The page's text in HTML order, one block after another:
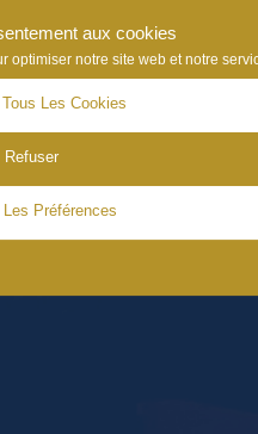
aux cookies
optimiser notre site web et notre
Les Cookies
Refuser
Préférences